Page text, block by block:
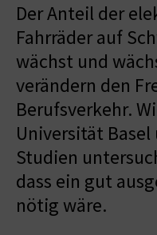
Der Anteil der
Fahrräder auf
wächst und
verändern den
Berufsverkehr.
Universität Basel
Studien
dass ein gut
nötig wäre.